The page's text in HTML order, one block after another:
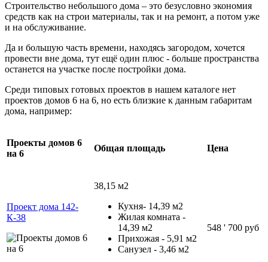
Строительство небольшого дома – это безусловно экономия
средств как на строи материалы, так и на ремонт, а потом уже
и на обслуживание.
Да и большую часть времени, находясь загородом, хочется
провести вне дома, тут ещё один плюс - больше пространства
останется на участке после постройки дома.
Среди типовых готовых проектов в нашем каталоге нет
проектов домов 6 на 6, но есть близкие к данным габаритам
дома, например:
Проекты домов 6
на 6
Общая площадь Цена
Проект дома 142-
К-38
38,15 м2
Кухня- 14,39 м2
Жилая комната -
14,39 м2
Прихожая - 5,91 м2
Санузел - 3,46 м2
548 ' 700 руб